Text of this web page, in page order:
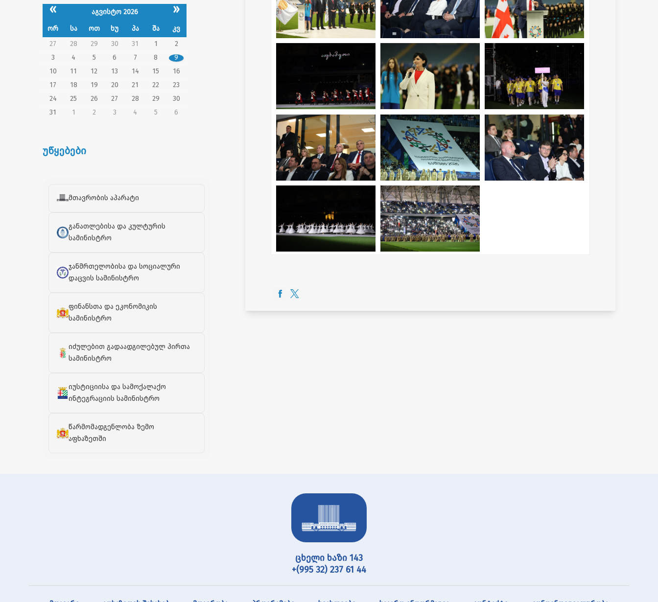
« აგვისტო 2026 »
ორ სა ოთ ხუ პა შა
კვ
27
28 29 30 31 1
2
3
4 5 6 7 8
9
10
11 12 13 14 15
16
17
18 19 20 21 22
23
24
25 26 27 28 29
30
31
1 2 3 4 5 6
უწყებები
მთავრობის აპარატი
განათლებისა და კულტურის
სამინისტრო
ჯანმრთელობისა და სოციალური
დაცვის სამინისტრო
ფინანსთა და ეკონომიკის
სამინისტრო
იძულებით გადაადგილებულ პირთა
სამინისტრო
იუსტიციისა და სამოქალაქო
ინტეგრაციის სამინისტრო
წარმომადგენლობა ზემო
აფხაზეთში
ცხელი ხაზი 143
+(995 32) 237 61 44